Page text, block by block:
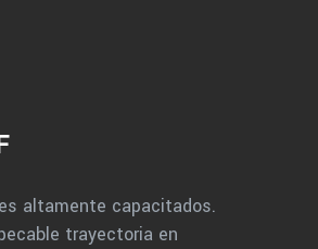
altamente capacitados.
trayectoria en